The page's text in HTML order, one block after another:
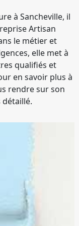
à Sancheville, il
Artisan
le métier et
elle met à
qualifiés et
en savoir plus à
rendre sur son